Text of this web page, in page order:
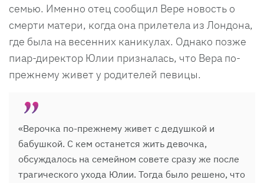
семью. Именно отец сообщил Вере новость о
смерти матери, когда она прилетела из Лондона,
где была на весенних каникулах. Однако позже
пиар-директор Юлии призналась, что Вера по-
прежнему живет у родителей певицы.
«Верочка по-прежнему живет с дедушкой и
бабушкой. С кем останется жить девочка,
обсуждалось на семейном совете сразу же после
трагического ухода Юлии. Тогда было решено, что